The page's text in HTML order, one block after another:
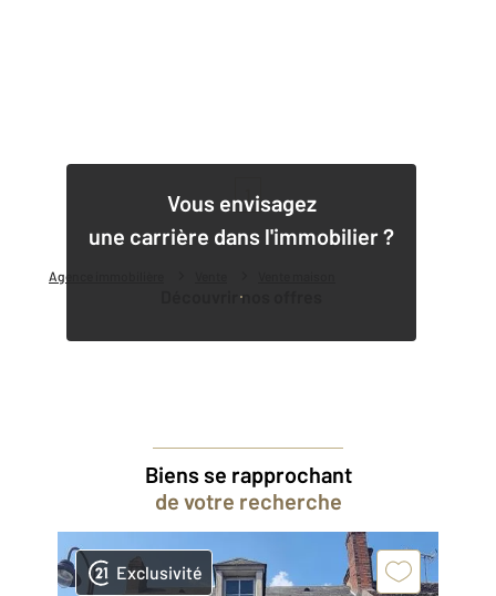
Agence immobilière
Vous envisagez
une carrière dans l'immobilier ?
Découvrir nos offres
Biens se rapprochant
de votre recherche
Exclusivité